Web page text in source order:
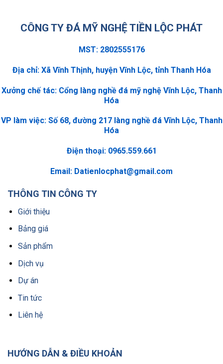
CÔNG TY ĐÁ MỸ NGHỆ TIỀN LỘC PHÁT
MST: 2802555176
Địa chỉ: Xã Vĩnh Thịnh, huyện Vĩnh Lộc, tỉnh Thanh Hóa
Xưởng chế tác: Cổng làng nghề đá mỹ nghệ Vĩnh Lộc, Thanh
Hóa
VP làm việc: Số 68, đường 217 làng nghề đá Vĩnh Lộc, Thanh
Hóa
Điện thoại: 0965.559.661
Email: Datienlocphat@gmail.com
THÔNG TIN CÔNG TY
Giới thiệu
Bảng giá
Sản phẩm
Dịch vụ
Dự án
Tin tức
Liên hệ
HƯỚNG DẪN & ĐIỀU KHOẢN